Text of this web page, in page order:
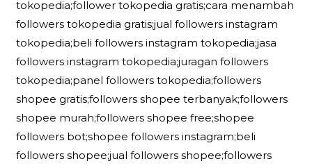
tokopedia;follower tokopedia gratis;cara menambah
followers tokopedia gratis;jual followers instagram
tokopedia;beli followers instagram tokopedia;jasa
followers instagram tokopedia;juragan followers
tokopedia;panel followers tokopedia;followers
shopee gratis;followers shopee terbanyak;followers
shopee murah;followers shopee free;shopee
followers bot;shopee followers instagram;beli
followers shopee;jual followers shopee;followers